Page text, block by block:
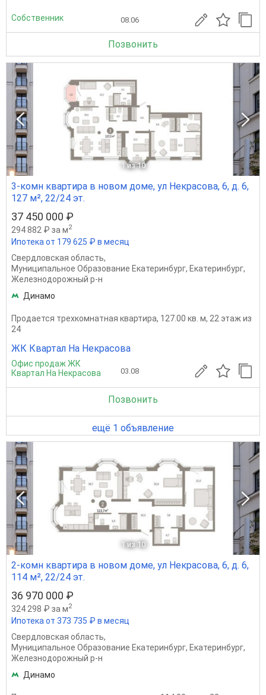
Собственник 08.06
Позвонить
1 из 10
3-комн квартира в новом доме, ул Некрасова, 6, д. 6,
127 м², 22/24 эт.
37 450 000 ₽
294 882 ₽ за м2
Ипотека от 179 625 ₽ в месяц
Свердловская область,
Муниципальное Образование Екатеринбург, Екатеринбург,
Железнодорожный р-н
Динамо
Продается трехкомнатная квартира, 127.00 кв. м, 22 этаж из
24
ЖК Квартал На Некрасова
Офис продаж ЖК
Квартал На Некрасова
03.08
Позвонить
ещё 1 объявление
1 из 10
2-комн квартира в новом доме, ул Некрасова, 6, д. 6,
114 м², 22/24 эт.
36 970 000 ₽
324 298 ₽ за м2
Ипотека от 373 735 ₽ в месяц
Свердловская область,
Муниципальное Образование Екатеринбург, Екатеринбург,
Железнодорожный р-н
Динамо